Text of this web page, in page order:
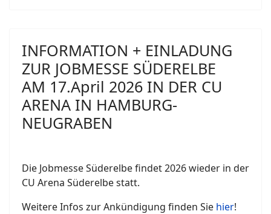
INFORMATION + EINLADUNG
ZUR JOBMESSE SÜDERELBE
AM 17.April 2026 IN DER CU
ARENA IN HAMBURG-
NEUGRABEN
Die Jobmesse Süderelbe findet 2026 wieder in der
CU Arena Süderelbe statt.
Weitere Infos zur Ankündigung finden Sie hier!